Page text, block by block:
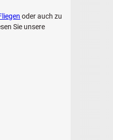
oder auch zu
Sie unsere